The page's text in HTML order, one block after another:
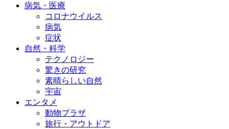
病気・医療
コロナウイルス
病気
症状
自然・科学
テクノロジー
驚きの研究
素晴らしい自然
宇宙
エンタメ
動物プラザ
旅行・アウトドア